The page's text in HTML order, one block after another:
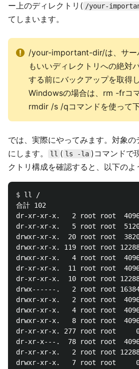
ー上のディレクトリ( /your-
てしまいます。
/your-important-dir/は、サー
もいいディレクトリへの絶対
する前にバックアップを取得
Windowsの場合は、rm -frコ
rmdir /s /qコマンドを使って下
では、実際にやってみます。対象の
にします。 ll ( ls -la )コマンドで
クトリ構成を確認すると、以下のよ
$ ll /
合計 102
dr-xr-xr-x.   2 root root  4096
dr-xr-xr-x.   5 root root  5120
drwxr-xr-x.  20 root root
drwxr-xr-x. 119 root root
drwxr-xr-x.   4 root root  4096
dr-xr-xr-x.  11 root root
dr-xr-xr-x.  10 root root
drwx------.   2 root root
drwxr-xr-x.   2 root root  4096
drwxr-xr-x.   4 root root  4096
drwxr-xr-x.   8 root root
dr-xr-xr-x. 277 root root     0
dr-xr-x---.  78 root root
dr-xr-xr-x.   2 root root 12288
drwxr-xr-x.   7 root root     0